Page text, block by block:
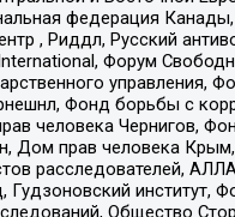
федерация
, Риддл, Русский
Форум
управления,
Фонд борьбы с
человека Чернигов,
Дом прав человека
расследователей,
институт,
Общество